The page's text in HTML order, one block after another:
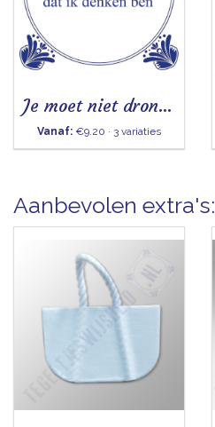
Je moet niet dronken
Vanaf: €9.20 · 3 variaties
Aanbevolen extra's: